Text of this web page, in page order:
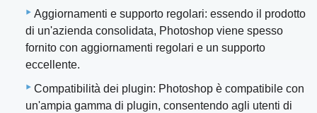
Aggiornamenti e supporto regolari: essendo il prodotto
di un'azienda consolidata, Photoshop viene spesso
fornito con aggiornamenti regolari e un supporto
eccellente.
Compatibilità dei plugin: Photoshop è compatibile con
un'ampia gamma di plugin, consentendo agli utenti di